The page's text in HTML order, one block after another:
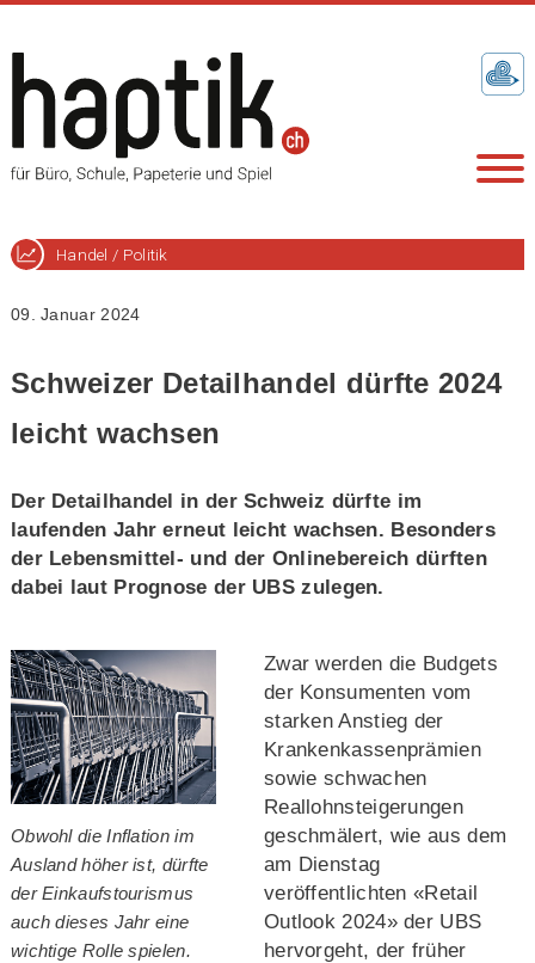
Handel / Politik
09. Januar 2024
Schweizer Detailhandel dürfte 2024
leicht wachsen
Der Detailhandel in der Schweiz dürfte im
laufenden Jahr erneut leicht wachsen. Besonders
der Lebensmittel- und der Onlinebereich dürften
dabei laut Prognose der UBS zulegen.
Obwohl die Inflation im
Ausland höher ist, dürfte
der Einkaufstourismus
auch dieses Jahr eine
wichtige Rolle spielen.
Zwar werden die Budgets
der Konsumenten vom
starken Anstieg der
Krankenkassenprämien
sowie schwachen
Reallohnsteigerungen
geschmälert, wie aus dem
am Dienstag
veröffentlichten «Retail
Outlook 2024» der UBS
hervorgeht, der früher